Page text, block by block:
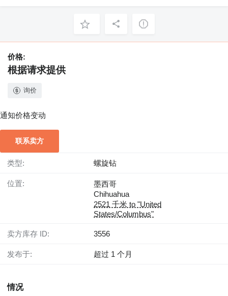
价格:
根据请求提供
询价
通知价格变动
联系卖方
类型: 螺旋钻
位置:
墨西哥
Chihuahua
2521 千米 to "United
States/Columbus"
卖方库存 ID: 3556
发布于: 超过 1 个月
情况